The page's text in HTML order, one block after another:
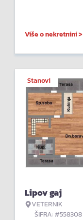
Više o nekretnini >
Stanovi
Lipov gaj
VETERNIK
ŠIFRA: #558308